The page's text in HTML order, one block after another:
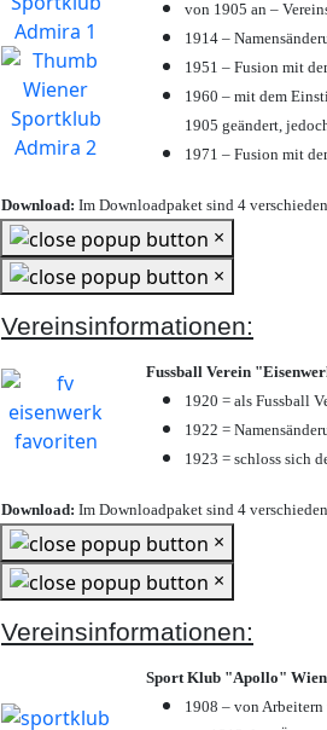
von 1905 an –
1914 –
1951 – Fusion mit
1960 – mit dem
1905 geändert,
1971 – Fusion mit
Download: Im Downloadpaket sind 4
×
×
Vereinsinformationen:
Fussball Verein
1920 = als Fussball
1922 =
1923 = schloss sich
Download: Im Downloadpaket sind 4
×
×
Vereinsinformationen:
Sport Klub "Apollo" Wien
1908 – von